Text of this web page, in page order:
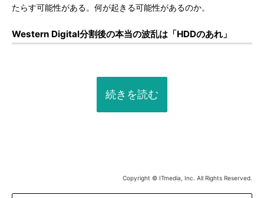
たらす可能性がある。何が起きる可能性があるのか。
Western Digital分割後の本当の波乱は「HDDのあれ」
続きを読む
Copyright © ITmedia, Inc. All Rights Reserved.